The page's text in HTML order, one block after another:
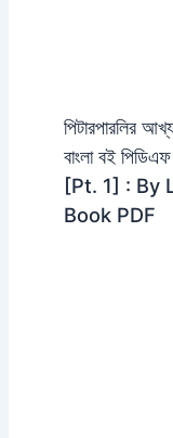
পিটারপারলির
বাংলা বই
[Pt. 1] : By
Book PDF